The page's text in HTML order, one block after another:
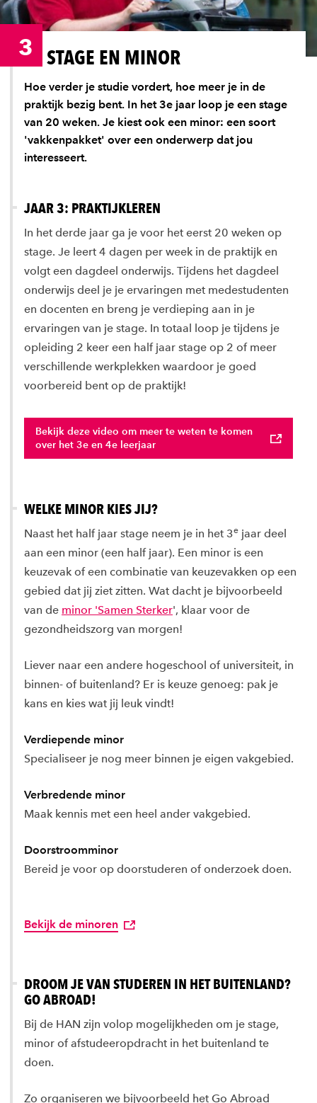
STAGE EN MINOR
Hoe verder je studie vordert, hoe meer je in de
praktijk bezig bent. In het 3e jaar loop je een stage
van 20 weken. Je kiest ook een minor: een soort
'vakkenpakket' over een onderwerp dat jou
interesseert.
3
JAAR 3: PRAKTIJKLEREN
In het derde jaar ga je voor het eerst 20 weken op
stage. Je leert 4 dagen per week in de praktijk en
volgt een dagdeel onderwijs. Tijdens het dagdeel
onderwijs deel je je ervaringen met medestudenten
en docenten en breng je verdieping aan in je
ervaringen van je stage. In totaal loop je tijdens je
opleiding 2 keer een half jaar stage op 2 of meer
verschillende werkplekken waardoor je goed
voorbereid bent op de praktijk!
Bekijk deze video om meer te weten te komen
over het 3e en 4e leerjaar
WELKE MINOR KIES JIJ?
Naast het half jaar stage neem je in het 3e jaar deel
aan een minor (een half jaar). Een minor is een
keuzevak of een combinatie van keuzevakken op een
gebied dat jij ziet zitten. Wat dacht je bijvoorbeeld
van de minor 'Samen Sterker', klaar voor de
gezondheidszorg van morgen!
Liever naar een andere hogeschool of universiteit, in
binnen- of buitenland? Er is keuze genoeg: pak je
kans en kies wat jij leuk vindt!
Verdiepende minor
Specialiseer je nog meer binnen je eigen vakgebied.
Verbredende minor
Maak kennis met een heel ander vakgebied.
Doorstroomminor
Bereid je voor op doorstuderen of onderzoek doen.
Bekijk de minoren
DROOM JE VAN STUDEREN IN HET BUITENLAND?
GO ABROAD!
Bij de HAN zijn volop mogelijkheden om je stage,
minor of afstudeeropdracht in het buitenland te
doen.
Zo organiseren we bijvoorbeeld het Go Abroad